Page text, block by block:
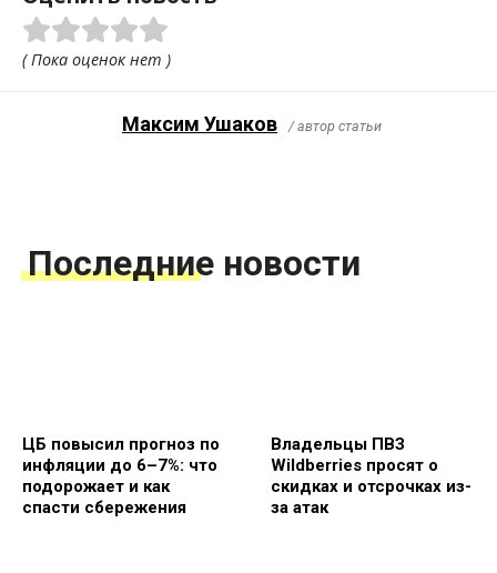
( Пока оценок нет )
Максим Ушаков / автор статьи
Последние новости
ЦБ повысил прогноз по
инфляции до 6–7%: что
подорожает и как
спасти сбережения
Владельцы ПВЗ
Wildberries просят о
скидках и отсрочках из-
за атак